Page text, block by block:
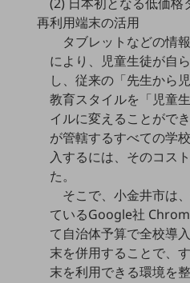
キーワードで探す
モバイルTOP
法人向けスマホ・携帯に関する、
おすすめの機種、料金やサービスをご紹介
ビジネス向けスマートフォン
タフネススマートフォン
データ通信製品
ドコモケータイ
(2) 日本初となる低価格
再利用端末の活用
タブレットなどの情
により、児童生徒が自
し、従来の「先生から
教育スタイルを「児童
イルに変えることがで
が管轄するすべての学
入するには、そのコス
た。
そこで、小金井市は
ているGoogle社
て自治体予算で全校導
末を併用することで、
末を利用できる環境を整